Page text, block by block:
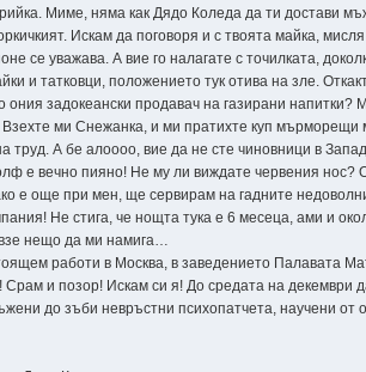
Миме, няма как Дядо Коледа да ти достави
Искам да поговоря и с твоята майка,
се уважава. А вие го налагате с точилката,
и татковци, положението тук отива на зле.
задокеански продавач на газирани напитки?
Взехте ми Снежанка, и ми пратихте куп
труд. А бе алоооо, вие да не сте чиновници в
е вечно пияно! Не му ли виждате червения
е още при мен, ще сервирам на гадните
Не стига, че нощта тука е 6 месеца, ами и
нещо да ми намига…
работи в Москва, в заведението Палавата
Срам и позор! Искам си я! До средата на
до зъби невръстни психопатчета, научени